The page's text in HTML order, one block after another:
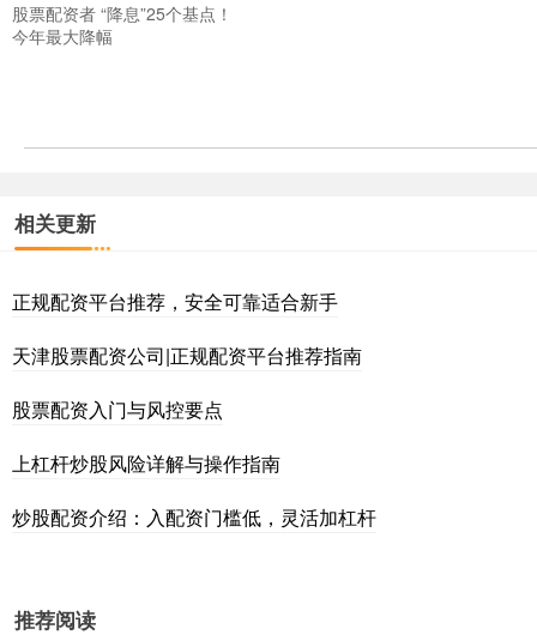
股票配资者 “降息”25个基点！
今年最大降幅
相关更新
正规配资平台推荐，安全可靠适合新手
天津股票配资公司|正规配资平台推荐指南
股票配资入门与风控要点
上杠杆炒股风险详解与操作指南
炒股配资介绍：入配资门槛低，灵活加杠杆
推荐阅读